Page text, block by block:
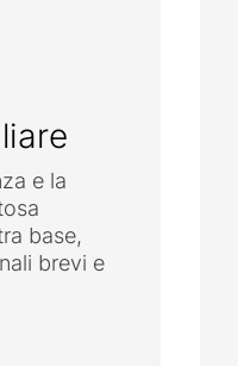
e la
base,
brevi e